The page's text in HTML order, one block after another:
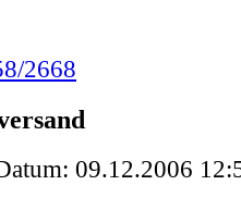
2668
09.12.2006